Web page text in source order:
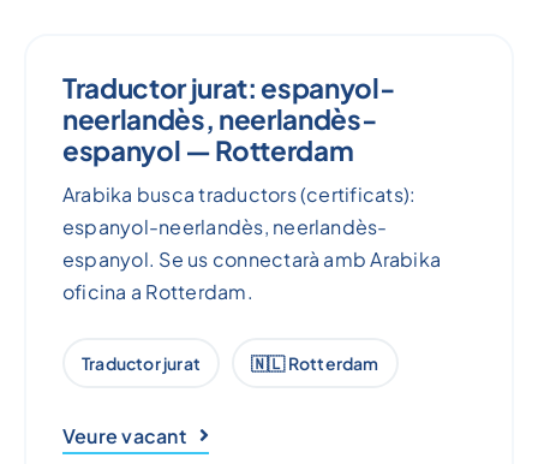
Traductor jurat: espanyol-
neerlandès, neerlandès-
espanyol — Rotterdam
Arabika busca traductors (certificats):
espanyol-neerlandès, neerlandès-
espanyol. Se us connectarà amb Arabika
oficina a Rotterdam.
Traductor jurat 🇳🇱 Rotterdam
Veure vacant